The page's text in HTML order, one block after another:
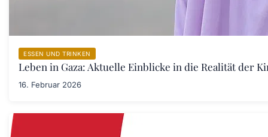
ESSEN UND TRINKEN
Leben in Gaza: Aktuelle Einblicke in die Realität der
16. Februar 2026